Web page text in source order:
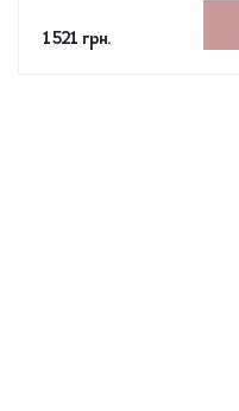
1 521 грн.